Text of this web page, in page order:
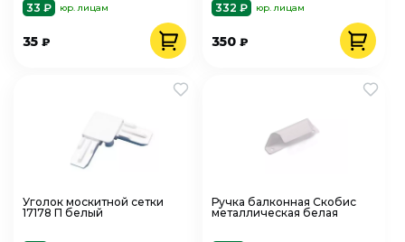
33 ₽ юр. лицам
35 ₽
332 ₽
юр. лицам
350₽
Уголок москитной сетки
17178 П белый
Ручка балконная Скобис
металлическая белая